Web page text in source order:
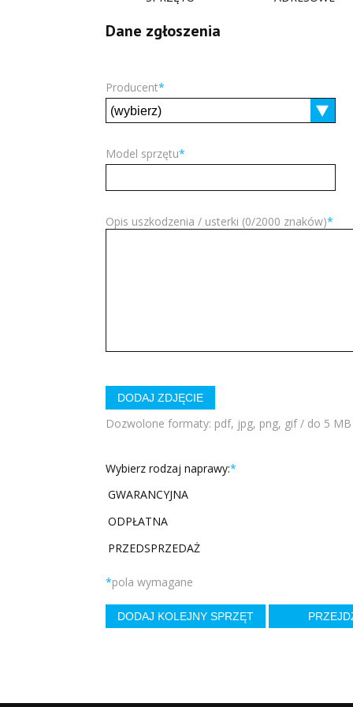
Dane zgłoszenia
Producent*
Model sprzętu*
Opis uszkodzenia / usterki (0/2000 znaków)*
DODAJ ZDJĘCIE
Dozwolone formaty: pdf, jpg, png, gif / do 5
Wybierz rodzaj naprawy:*
GWARANCYJNA
ODPŁATNA
PRZEDSPRZEDAŻ
*pola wymagane
DODAJ KOLEJNY SPRZĘT